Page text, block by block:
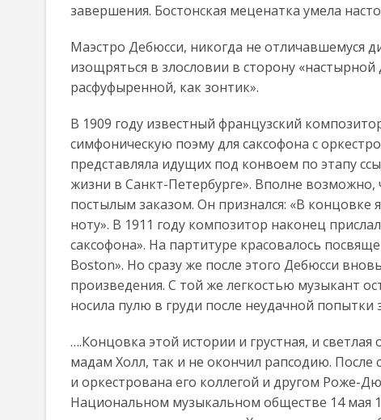
завершения. Бостонская меценатка умела
Маэстро Дебюсси, никогда не отличавшемуся
изощряться в злословии в сторону
расфуфыренной, как зонтик».
В 1909 году известный французский
симфоническую поэму для саксофона с
представляла идущих под конвоем по этапу
жизни в Санкт-Петербурге». Вполне
постылым заказом. Он признался: «В
ноту». В 1911 году композитор наконец
саксофона». На партитуре красовалось
Boston». Но сразу же после этого Дебюсси
произведения. С той же легкостью музыкант
носила пулю в груди после неудачной попытки
….Концовка этой истории и грустная, и
мадам Холл, так и не окончил рапсодию.
и оркестрована его коллегой и другом Роже-
Национальном музыкальном обществе 14 мая